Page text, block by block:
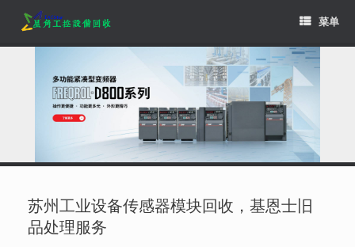
content
菜单
苏州工业设备传感器模块回收，基恩士旧
品处理服务